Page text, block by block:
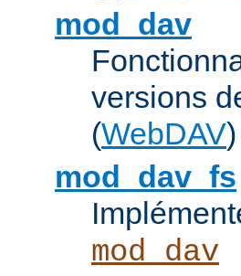
mod_dav
versions
(WebDAV)
mod_dav_fs
mod_dav